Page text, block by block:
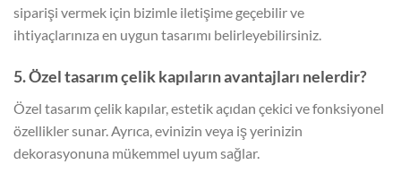
siparişi vermek için bizimle iletişime geçebilir ve
ihtiyaçlarınıza en uygun tasarımı belirleyebilirsiniz.
5. Özel tasarım çelik kapıların avantajları nelerdir?
Özel tasarım çelik kapılar, estetik açıdan çekici ve fonksiyonel
özellikler sunar. Ayrıca, evinizin veya iş yerinizin
dekorasyonuna mükemmel uyum sağlar.